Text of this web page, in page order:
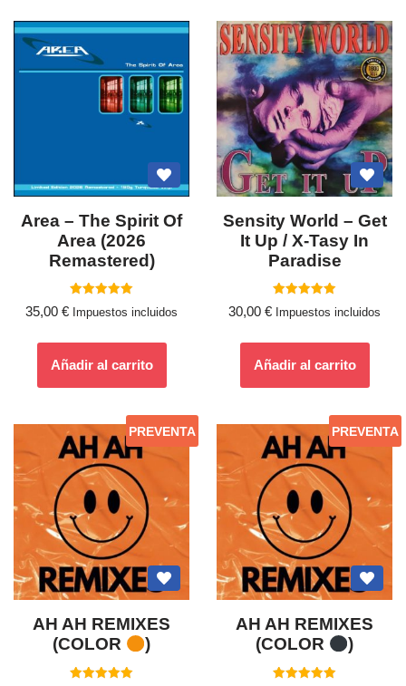
Area – The Spirit Of
Area (2026
Remastered)
con
35,00 € Impuestos incluidos
Añadir al carrito
Sensity World – Get
It Up / X-Tasy In
Paradise
con
30,00 € Impuestos incluidos
Añadir al carrito
PREVENTA
AH AH REMIXES
(COLOR
)
PREVENTA
AH AH REMIXES
(COLOR
)